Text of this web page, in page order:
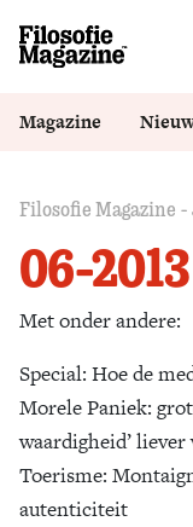
Magazine
Filosofie Magazine -
06-2013
Met onder andere:
Special: Hoe de
Morele Paniek:
waardigheid’
Toerisme:
autenticiteit